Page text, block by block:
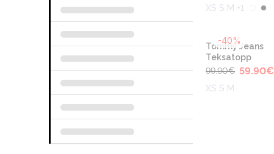
XS S M +1
-40%
Tommy Jeans
Teksatopp
99.90€ 59.90€
XS S M